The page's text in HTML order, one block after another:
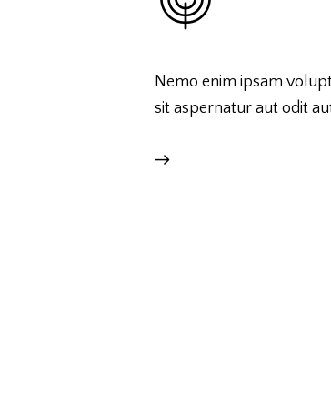
Nemo enim ipsam
sit aspernatur aut odit